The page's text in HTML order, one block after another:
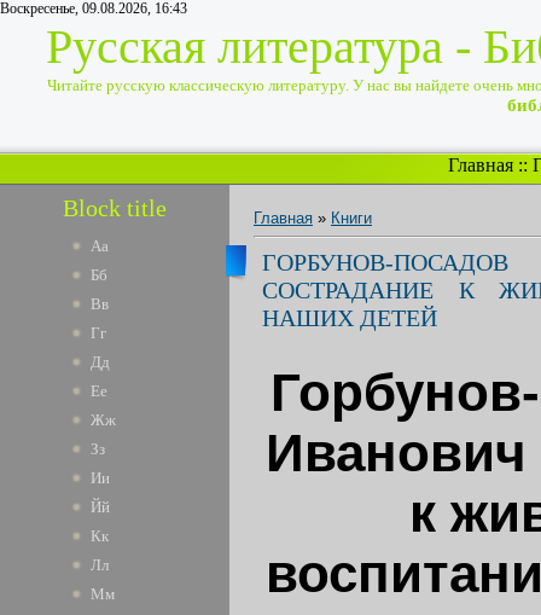
Воскресенье, 09.08.2026, 16:43
Русская литература -
Читайте русскую классическую литературу. У нас вы найдете очень
Главная ::
Block title
Аа
Бб
Вв
Гг
Дд
Ее
Жж
Зз
Ии
Йй
Кк
Лл
Мм
Главная » Книги
ГОРБУНОВ-
СОСТРАДАНИЕ К
НАШИХ ДЕТЕЙ
Иванович
к